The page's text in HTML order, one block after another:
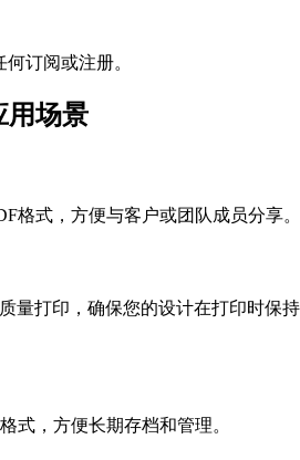
订阅或注册。
用场景
格式，方便与客户或团队成员分享。
量打印，确保您的设计在打印时保持
式，方便长期存档和管理。